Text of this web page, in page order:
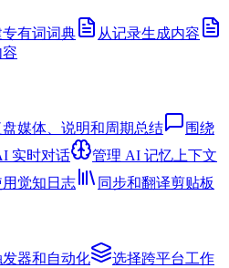
有词词典
从记录生成内容
盘媒体、说明和周期总结
围绕
实时对话
管理 AI 记忆上下文
用觉知日志 同步和翻译剪贴板
器和自动化
选择跨平台工作